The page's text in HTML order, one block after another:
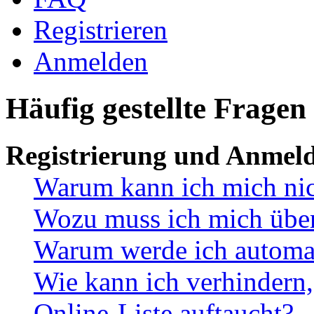
Registrieren
Anmelden
Häufig gestellte Fragen
Registrierung und
Warum kann ich mich
Wozu muss ich mich
Warum werde ich
Wie kann ich